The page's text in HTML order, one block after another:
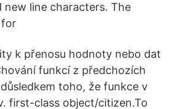
new line characters. The
for
k přenosu hodnoty nebo dat
funkcí z předchozích
toho, že funkce v
first-class object/citizen.To